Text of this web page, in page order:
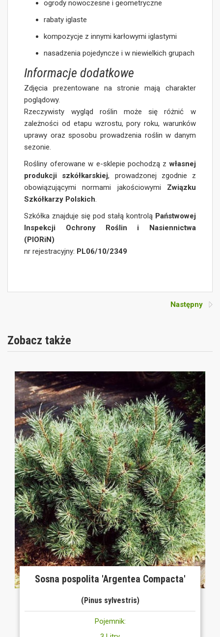
ogrody nowoczesne i geometryczne
rabaty iglaste
kompozycje z innymi karłowymi iglastymi
nasadzenia pojedyncze i w niewielkich grupach
Informacje dodatkowe
Zdjęcia prezentowane na stronie mają charakter
poglądowy.
Rzeczywisty wygląd roślin może się różnić w
zależności od etapu wzrostu, pory roku, warunków
uprawy oraz sposobu prowadzenia roślin w danym
sezonie.
Rośliny oferowane w e-sklepie pochodzą zwłasnej
produkcji szkółkarskiej, prowadzonej zgodnie z
obowiązującymi normami jakościowymi Związku
Szkółkarzy Polskich.
Szkółka znajduje się pod stałą kontrolą Państwowej
Inspekcji Ochrony Roślin i Nasiennictwa
(PIORiN)
nr rejestracyjny: PL06/10/2349
Następny
Zobacz także
Sosna pospolita 'Argentea Compacta'
(Pinus sylvestris)
Pojemnik: